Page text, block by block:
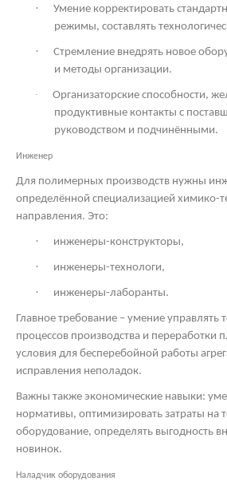
·
Умение корректировать
режимы, составлять
·
Стремление внедрять новое
и методы организации.
·
Организаторские способности,
продуктивные контакты с
руководством и подчинёнными.
Инженер
Для полимерных производств нужны
определённой специализацией химико-
направления. Это:
· инженеры-конструкторы,
· инженеры-технологи,
· инженеры-лаборанты.
Главное требование – умение управлять
процессов производства и переработки
условия для бесперебойной работы
исправления неполадок.
Важны также экономические навыки:
нормативы, оптимизировать затраты на
оборудование, определять выгодность
новинок.
Наладчик оборудования